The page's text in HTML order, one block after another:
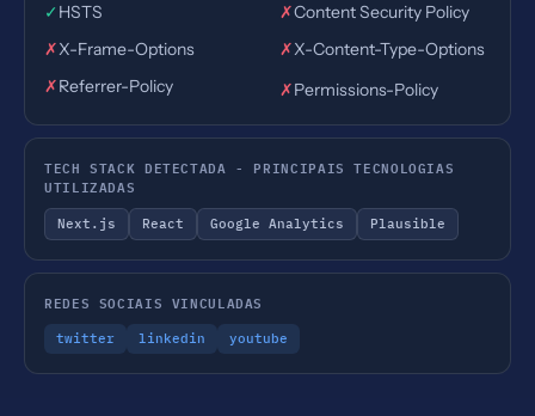
✓ HSTS ✗Content Security Policy
✗X-Frame-Options ✗X-Content-Type-Options
✗Referrer-Policy ✗Permissions-Policy
TECH STACK DETECTADA - PRINCIPAIS TECNOLOGIAS
UTILIZADAS
Next.js React Google Analytics Plausible
REDES SOCIAIS VINCULADAS
twitter linkedin youtube